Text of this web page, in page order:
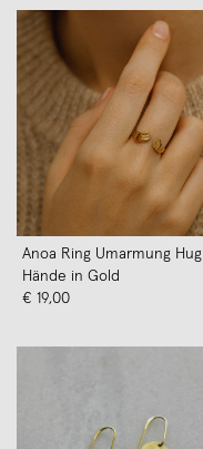
Anoa Ring Umarmung Hug
Hände in Gold
€ 19,00